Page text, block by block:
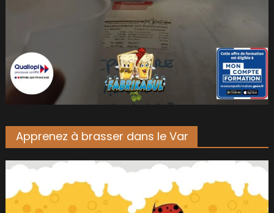
Apprenez à brasser dans le Var